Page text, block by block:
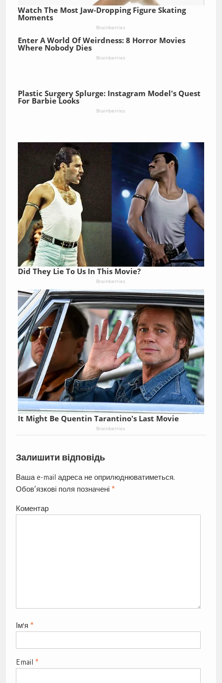
Watch The Most Jaw‑Dropping Figure Skating
Moments
Brainberries
Enter A World Of Weirdness: 8 Horror Movies
Where Nobody Dies
Brainberries
Plastic Surgery Splurge: Instagram Model's Quest
For Barbie Looks
Brainberries
Did They Lie To Us In This Movie?
Brainberries
It Might Be Quentin Tarantino's Last Movie
Brainberries
Залишити відповідь
Ваша e-mail адреса не оприлюднюватиметься.
Обов’язкові поля позначені *
Коментар
Ім'я *
Email *